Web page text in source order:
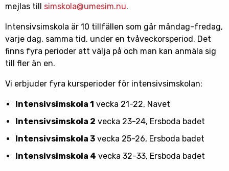
mejlas till simskola@umesim.nu.
Intensivsimskola är 10 tillfällen som går måndag-fredag,
varje dag, samma tid, under en tvåveckorsperiod. Det
finns fyra perioder att välja på och man kan anmäla sig
till fler än en.
Vi erbjuder fyra kursperioder för intensivsimskolan:
Intensivsimskola 1 vecka 21-22, Navet
Intensivsimskola 2 vecka 23-24, Ersboda badet
Intensivsimskola 3 vecka 25-26, Ersboda badet
Intensivsimskola 4 vecka 32-33, Ersboda badet